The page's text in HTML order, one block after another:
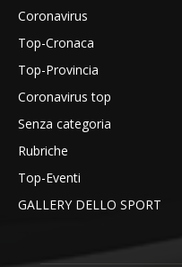
Coronavirus
Top-Cronaca
Top-Provincia
Coronavirus top
Senza categoria
Rubriche
Top-Eventi
GALLERY DELLO SPORT